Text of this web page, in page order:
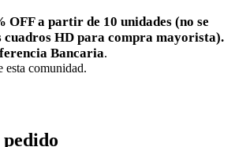
OFF a partir de 10 unidades (no se
cuadros HD para compra mayorista).
Bancaria.
esta comunidad.